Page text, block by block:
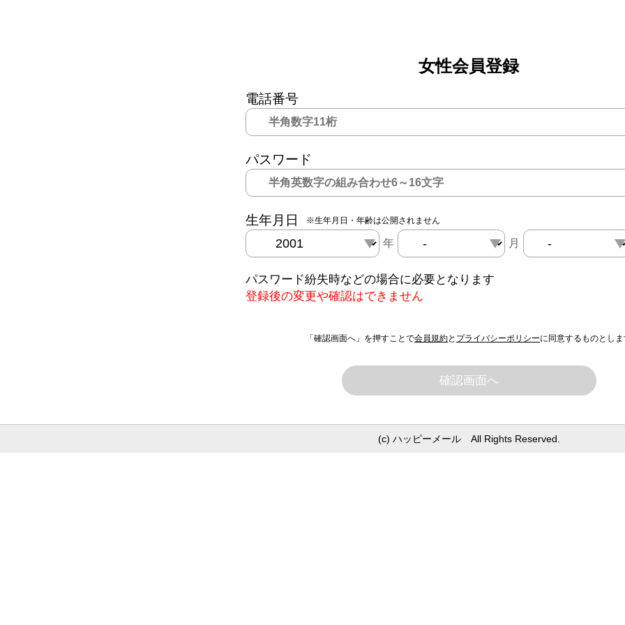
女性会員登録
電話番号
パスワード
生年月日 ※生年月日・年齢は公開されません
年 月
パスワード紛失時などの場合に必要となります
登録後の変更や確認はできません
「確認画面へ」を押すことで会員規約と プライバシーポリシーに同意するものとし
確認画面へ
(c) ハッピーメール All Rights Reserved.